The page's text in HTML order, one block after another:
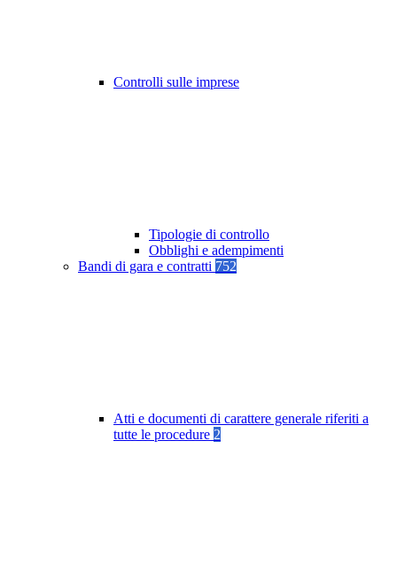
Controlli sulle imprese
Tipologie di controllo
Obblighi e adempimenti
Bandi di gara e contratti 752
Atti e documenti di carattere generale riferiti a
tutte le procedure 2